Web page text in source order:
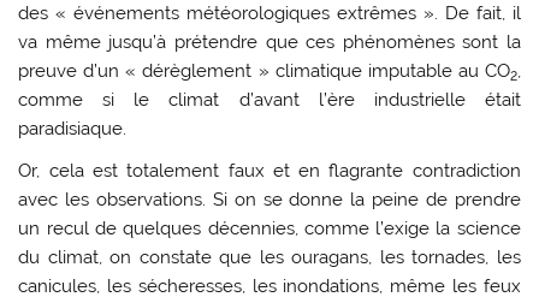
des « événements météorologiques extrêmes ». De fait, il
va même jusqu’à prétendre que ces phénomènes sont la
preuve d’un « dérèglement » climatique imputable au CO2,
comme si le climat d’avant l’ère industrielle était
paradisiaque.
Or, cela est totalement faux et en flagrante contradiction
avec les observations. Si on se donne la peine de prendre
un recul de quelques décennies, comme l’exige la science
du climat, on constate que les ouragans, les tornades, les
canicules, les sécheresses, les inondations, même les feux